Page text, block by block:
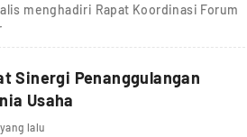
menghadiri Rapat Koordinasi Forum
Sinergi Penanggulangan
Usaha
lalu